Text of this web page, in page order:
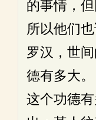
的事情，
所以他们
罗汉，世
德有多大
这个功德